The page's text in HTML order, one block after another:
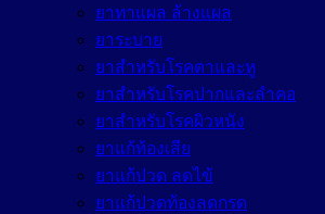
ยาทาแผล ล้างแผล
ยาระบาย
ยาสำหรับโรคตาและหู
ยาสำหรับโรคปากและลำคอ
ยาสำหรับโรคผิวหนัง
ยาแก้ท้องเสีย
ยาแก้ปวด ลดไข้
ยาแก้ปวดท้องลดกรด